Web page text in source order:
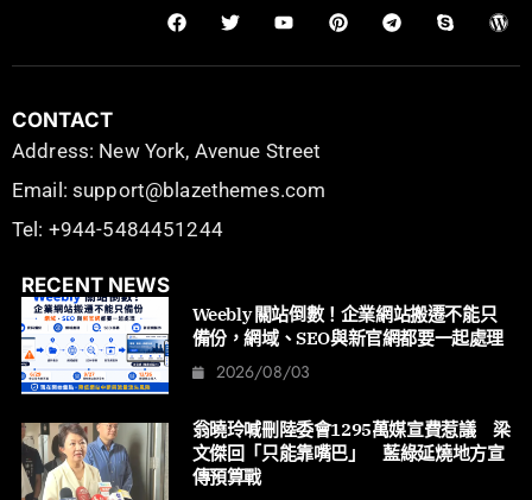
CONTACT
Address: New York, Avenue Street
Email: support@blazethemes.com
Tel: +944-5484451244
RECENT NEWS
Weebly 關站倒數！企業網站搬遷不能只
備份，網域、SEO與新官網都要一起處理
2026/08/03
翁曉玲喊刪陸委會1295萬媒宣費惹議 梁
文傑回「只能靠嘴巴」 藍綠延燒地方宣
傳預算戰